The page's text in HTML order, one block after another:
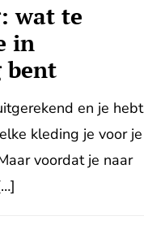
wat te
in
bent
en je hebt
kleding je voor je
voordat je naar